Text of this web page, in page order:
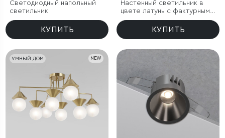
Светодиодный напольный
светильник
КУПИТЬ
Настенный светильник в
цвете латунь с фактурным
плафоном
КУПИТЬ
УМНЫЙ ДОМ NEW